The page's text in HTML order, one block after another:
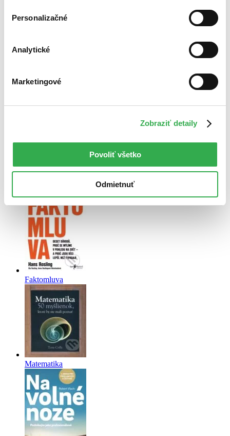
Personalizačné
Analytické
Marketingové
Zobraziť detaily
Povoliť všetko
Odmietnuť
Co programátory ve škole neučí
Faktomluva
Matematika